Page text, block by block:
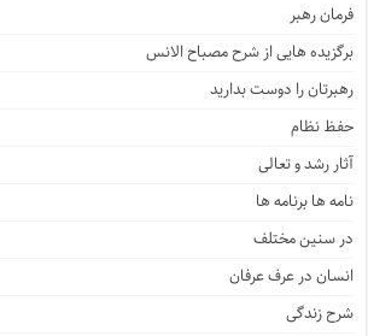
فرمان رهبر
برگزیده هایی از شرح مصباح الانس
رهبرتان را دوست بدارید
حفظ نظام
آثار رشد و تعالی
نامه ها برنامه ها
در سنین مختلف
انسان در عرف عرفان
شرح زندگی